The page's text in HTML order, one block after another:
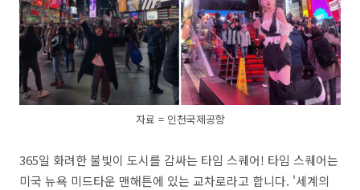
자료 = 인천국제공항
365일 화려한 불빛이 도시를 감싸는 타임 스퀘어! 타임 스퀘어는
미국 뉴욕 미드타운 맨해튼에 있는 교차로라고 합니다. '세계의